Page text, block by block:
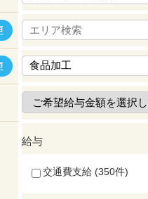
給与
交通費支給 (350件)